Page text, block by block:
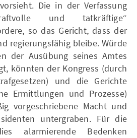
Die in der Verfassung
und tatkräftige“
so das Gericht, dass der
regierungsfähig bleibe. Würde
der Ausübung seines Amtes
könnten der Kongress (durch
und die Gerichte
Ermittlungen und Prozesse)
vorgeschriebene Macht und
untergraben. Für die
alarmierende Bedenken